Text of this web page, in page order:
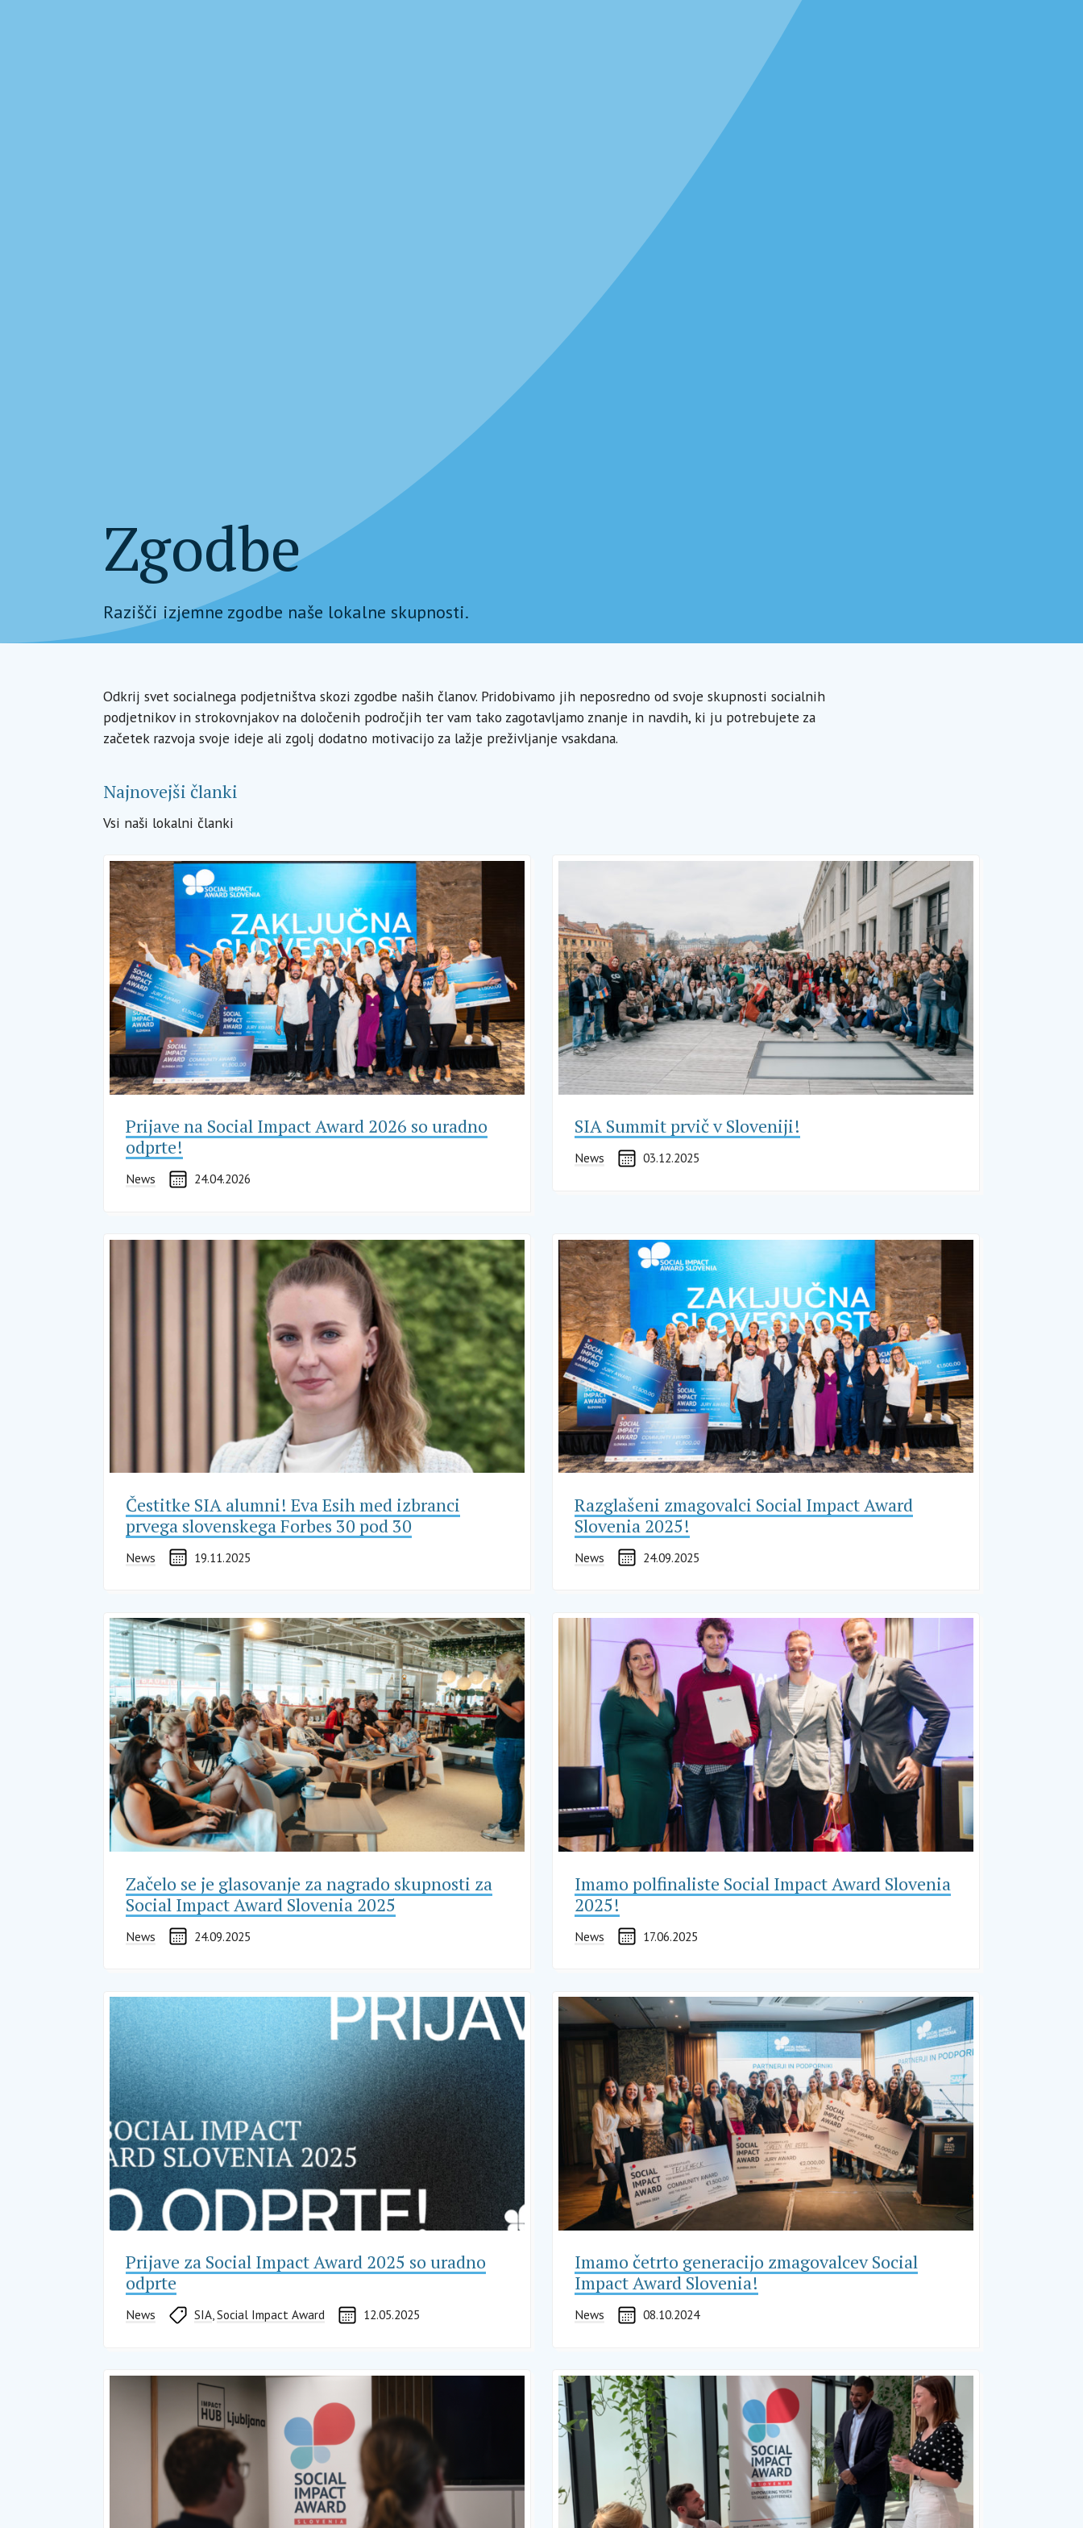
Zgodbe
Razišči izjemne zgodbe naše lokalne skupnosti.
Odkrij svet socialnega podjetništva skozi zgodbe naših članov. Pridobivamo jih neposredno od svoje skupnosti socialnih
podjetnikov in strokovnjakov na določenih področjih ter vam tako zagotavljamo znanje in navdih, ki ju potrebujete za
začetek razvoja svoje ideje ali zgolj dodatno motivacijo za lažje preživljanje vsakdana.
Najnovejši članki
Vsi naši lokalni članki
Prijave na Social Impact Award 2026 so uradno
odprte!
News 24.04.2026
SIA Summit prvič v Sloveniji!
News 03.12.2025
Čestitke SIA alumni! Eva Esih med izbranci
prvega slovenskega Forbes 30 pod 30
News 19.11.2025
Razglašeni zmagovalci Social Impact Award
Slovenia 2025!
News 24.09.2025
Začelo se je glasovanje za nagrado skupnosti za
Social Impact Award Slovenia 2025
News 24.09.2025
Imamo polfinaliste Social Impact Award Slovenia
2025!
News 17.06.2025
Prijave za Social Impact Award 2025 so uradno
odprte
News SIA,Social Impact Award 12.05.2025
Imamo četrto generacijo zmagovalcev Social
Impact Award Slovenia!
News 08.10.2024